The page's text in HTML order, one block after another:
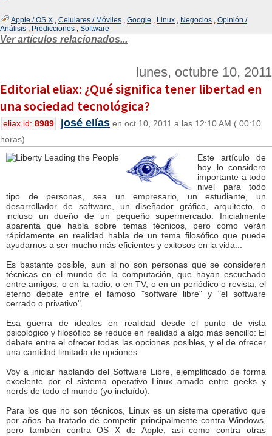
Apple / OS X , Celulares / Móviles , Google , Linux , Negocios , Opinión /
Análisis , Predicciones , Software
Ver artículos relacionados...
lunes, octubre 10, 2011
Editorial eliax: ¿Qué significa tener libertad en
una sociedad tecnológica?
eliax id: 8989 josé elías en oct 10, 2011 a las 12:10 AM ( 00:10
horas)
Este artículo de
hoy lo considero
importante a todo
nivel para todo
tipo de personas, sea un empresario, un estudiante, un
desarrollador de software, un diseñador gráfico, arquitecto, o
incluso un dueño de un pequeño supermercado. Inicialmente
aparenta que habla sobre temas técnicos, pero como verán
rápidamente en realidad habla de un tema filosófico que puede
ayudarnos a ser mucho más eficientes y exitosos en la vida...
Es bastante posible, aun si no son personas que se consideren
técnicas en el mundo de la computación, que hayan escuchado
entre amigos, o en la radio, o en TV, o en un periódico o revista, el
eterno debate entre el famoso "software libre" y "el software
cerrado o privativo".
Esa guerra de ideales en realidad desde el punto de vista
psicológico y filosófico se reduce en realidad a algo más sencillo: El
debate entre el ofrecer todas las opciones posibles, y el de ofrecer
una cantidad limitada de opciones.
Voy a iniciar hablando del Software Libre, ejemplificado de forma
excelente por el sistema operativo Linux amado entre geeks y
nerds de todo el mundo (yo incluído).
Para los que no son técnicos, Linux es un sistema operativo que
por años ha tratado de competir principalmente contra Windows,
pero también contra OS X de Apple, así como contra otras